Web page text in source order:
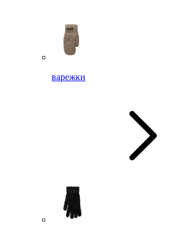
варежки